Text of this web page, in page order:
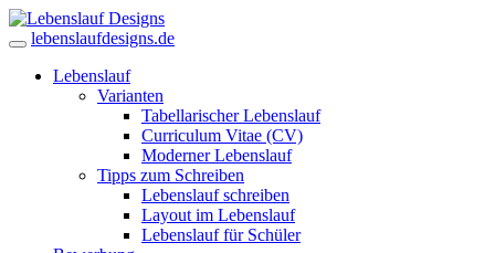
lebenslaufdesigns.de
Lebenslauf
Varianten
Tabellarischer Lebenslauf
Curriculum Vitae (CV)
Moderner Lebenslauf
Tipps zum Schreiben
Lebenslauf schreiben
Layout im Lebenslauf
Lebenslauf für Schüler